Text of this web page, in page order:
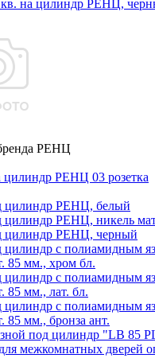
цилиндр РЕНЦ 03 розетка